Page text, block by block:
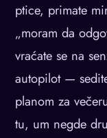
ptice, primate
„moram da
vraćate se na
autopilot —
planom za
tu, um negde